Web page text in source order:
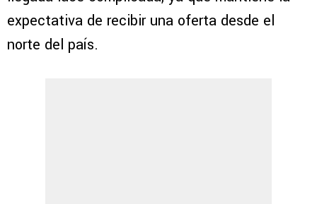
expectativa de recibir una oferta desde el
norte del país.